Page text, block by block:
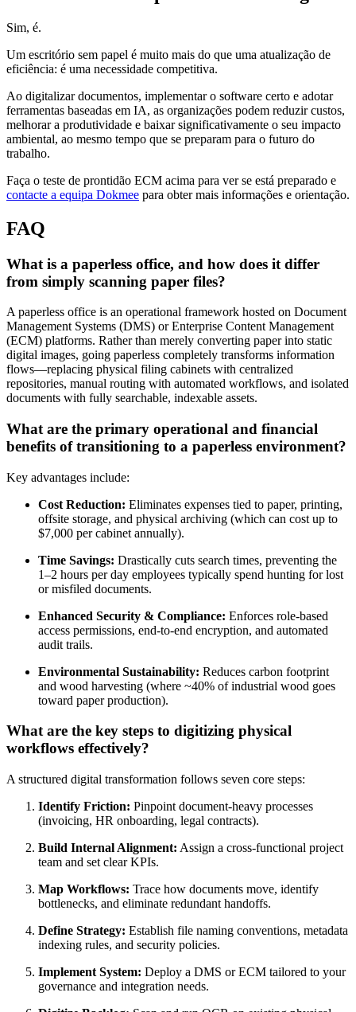
Sim, é.
Um escritório sem papel é muito mais do que uma atualização de
eficiência: é uma necessidade competitiva.
Ao digitalizar documentos, implementar o software certo e adotar
ferramentas baseadas em IA, as organizações podem reduzir custos,
melhorar a produtividade e baixar significativamente o seu impacto
ambiental, ao mesmo tempo que se preparam para o futuro do
trabalho.
Faça o teste de prontidão ECM acima para ver se está preparado e
contacte a equipa Dokmee para obter mais informações e orientação.
FAQ
What is a paperless office, and how does it differ
from simply scanning paper files?
A paperless office is an operational framework hosted on Document
Management Systems (DMS) or Enterprise Content Management
(ECM) platforms. Rather than merely converting paper into static
digital images, going paperless completely transforms information
flows—replacing physical filing cabinets with centralized
repositories, manual routing with automated workflows, and isolated
documents with fully searchable, indexable assets.
What are the primary operational and financial
benefits of transitioning to a paperless environment?
Key advantages include:
Cost Reduction: Eliminates expenses tied to paper, printing,
offsite storage, and physical archiving (which can cost up to
$7,000 per cabinet annually).
Time Savings: Drastically cuts search times, preventing the
1–2 hours per day employees typically spend hunting for lost
or misfiled documents.
Enhanced Security & Compliance: Enforces role-based
access permissions, end-to-end encryption, and automated
audit trails.
Environmental Sustainability: Reduces carbon footprint
and wood harvesting (where ~40% of industrial wood goes
toward paper production).
What are the key steps to digitizing physical
workflows effectively?
A structured digital transformation follows seven core steps:
Identify Friction: Pinpoint document-heavy processes
(invoicing, HR onboarding, legal contracts).
Build Internal Alignment: Assign a cross-functional project
team and set clear KPIs.
Map Workflows: Trace how documents move, identify
bottlenecks, and eliminate redundant handoffs.
Define Strategy: Establish file naming conventions, metadata
indexing rules, and security policies.
Implement System: Deploy a DMS or ECM tailored to your
governance and integration needs.